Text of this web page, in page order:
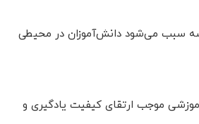
سبب می‌شود دانش‌آموزان در محیطی
موجب ارتقای کیفیت یادگیری و